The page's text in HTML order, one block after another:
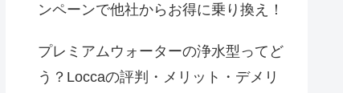
ンペーンで他社からお得に乗り換え！
プレミアムウォーターの浄水型ってど
う？Loccaの評判・メリット・デメリ